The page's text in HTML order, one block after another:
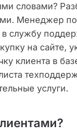
словами?
Менеджер
службу
на сайте,
клиента в
услуги.